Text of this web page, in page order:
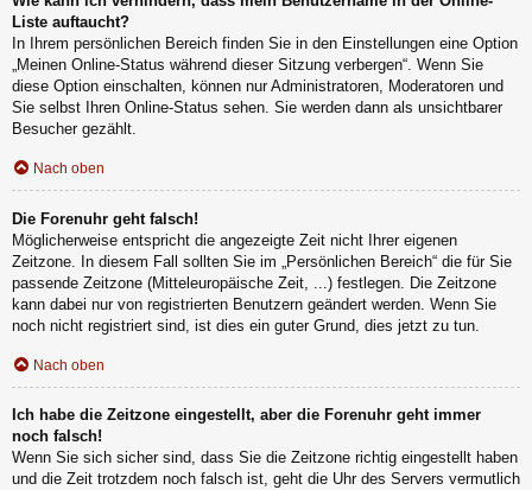
Liste auftaucht?
In Ihrem persönlichen Bereich finden Sie in den Einstellungen eine Option
„Meinen Online-Status während dieser Sitzung verbergen“. Wenn Sie
diese Option einschalten, können nur Administratoren, Moderatoren und
Sie selbst Ihren Online-Status sehen. Sie werden dann als unsichtbarer
Besucher gezählt.
Nach oben
Die Forenuhr geht falsch!
Möglicherweise entspricht die angezeigte Zeit nicht Ihrer eigenen
Zeitzone. In diesem Fall sollten Sie im „Persönlichen Bereich“ die für Sie
passende Zeitzone (Mitteleuropäische Zeit, ...) festlegen. Die Zeitzone
kann dabei nur von registrierten Benutzern geändert werden. Wenn Sie
noch nicht registriert sind, ist dies ein guter Grund, dies jetzt zu tun.
Nach oben
Ich habe die Zeitzone eingestellt, aber die Forenuhr geht immer
noch falsch!
Wenn Sie sich sicher sind, dass Sie die Zeitzone richtig eingestellt haben
und die Zeit trotzdem noch falsch ist, geht die Uhr des Servers vermutlich